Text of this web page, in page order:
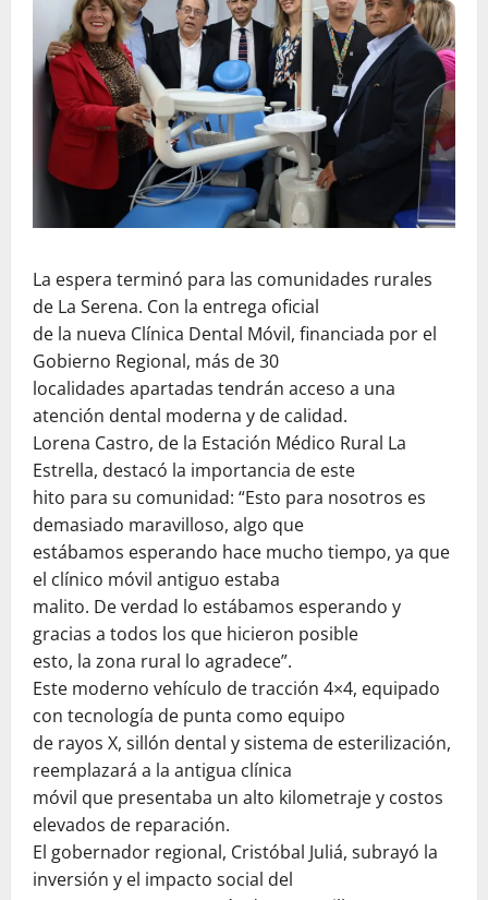
La espera terminó para las comunidades rurales
de La Serena. Con la entrega oficial
de la nueva Clínica Dental Móvil, financiada por el
Gobierno Regional, más de 30
localidades apartadas tendrán acceso a una
atención dental moderna y de calidad.
Lorena Castro, de la Estación Médico Rural La
Estrella, destacó la importancia de este
hito para su comunidad: “Esto para nosotros es
demasiado maravilloso, algo que
estábamos esperando hace mucho tiempo, ya que
el clínico móvil antiguo estaba
malito. De verdad lo estábamos esperando y
gracias a todos los que hicieron posible
esto, la zona rural lo agradece”.
Este moderno vehículo de tracción 4×4, equipado
con tecnología de punta como equipo
de rayos X, sillón dental y sistema de esterilización,
reemplazará a la antigua clínica
móvil que presentaba un alto kilometraje y costos
elevados de reparación.
El gobernador regional, Cristóbal Juliá, subrayó la
inversión y el impacto social del